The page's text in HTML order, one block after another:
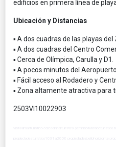
edificios en primera línea de
Ubicación y Distancias
▪ A dos cuadras de las playas del
▪ A dos cuadras del Centro
▪ Cerca de Olímpica, Carulla y D1.
▪ A pocos minutos del
▪ Fácil acceso al Rodadero y
▪ Zona altamente atractiva para
2503VI10022903